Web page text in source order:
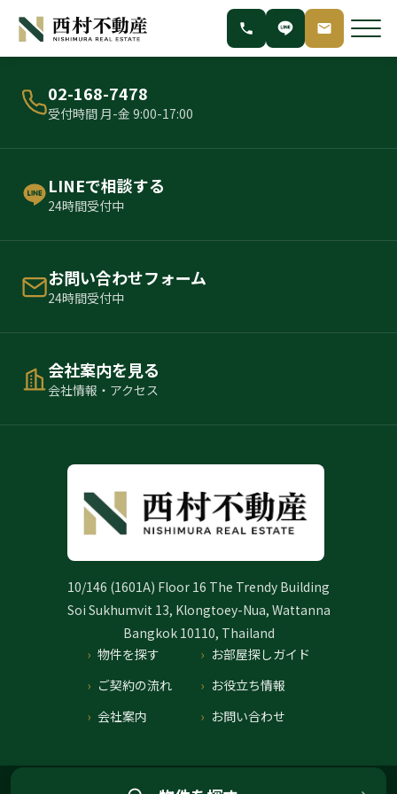
02-168-7478
受付時間 月-金 9:00-17:00
LINEで相談する
24時間受付中
お問い合わせフォーム
24時間受付中
会社案内を見る
会社情報・アクセス
10/146 (1601A) Floor 16 The Trendy Building
Soi Sukhumvit 13, Klongtoey-Nua, Wattanna
Bangkok 10110, Thailand
物件を探す
お部屋探しガイド
ご契約の流れ
お役立ち情報
会社案内
お問い合わせ
プライバシーポリシー